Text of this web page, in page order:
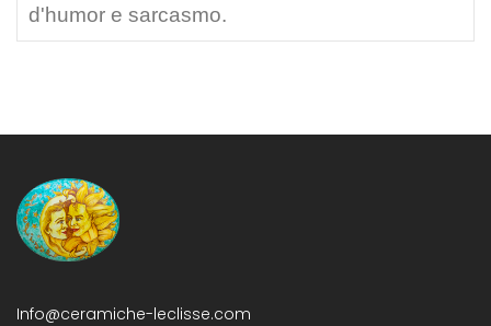
d'humor e sarcasmo.
Info@ceramiche-leclisse.com